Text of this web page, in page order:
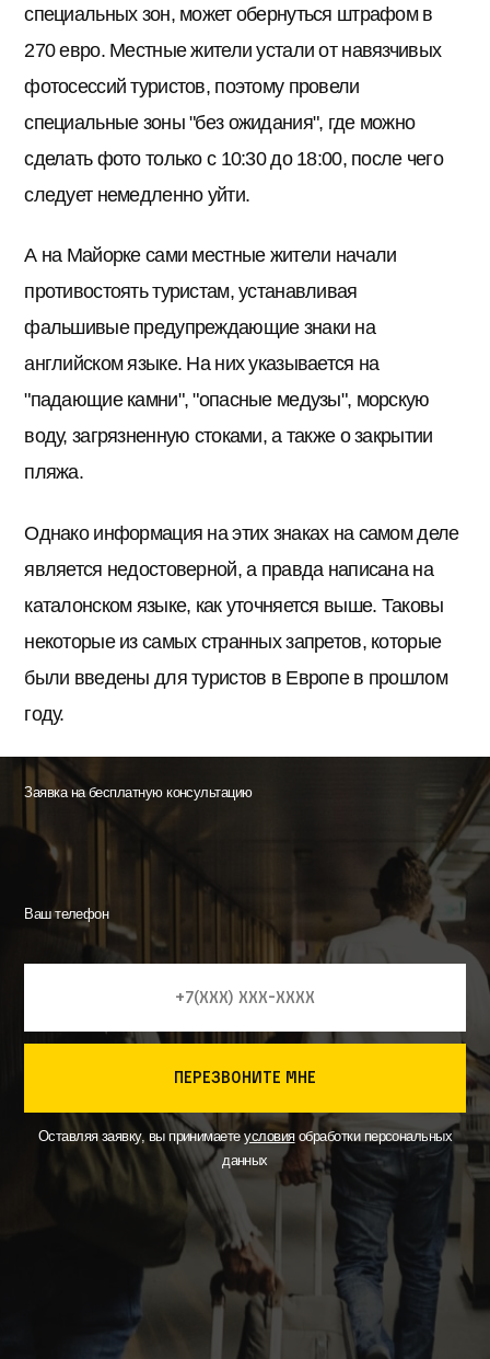
специальных зон, может обернуться штрафом в
270 евро. Местные жители устали от навязчивых
фотосессий туристов, поэтому провели
специальные зоны "без ожидания", где можно
сделать фото только с 10:30 до 18:00, после чего
следует немедленно уйти.
А на Майорке сами местные жители начали
противостоять туристам, устанавливая
фальшивые предупреждающие знаки на
английском языке. На них указывается на
"падающие камни", "опасные медузы", морскую
воду, загрязненную стоками, а также о закрытии
пляжа.
Однако информация на этих знаках на самом деле
является недостоверной, а правда написана на
каталонском языке, как уточняется выше. Таковы
некоторые из самых странных запретов, которые
были введены для туристов в Европе в прошлом
году.
Заявка на бесплатную консультацию
Ваш телефон
перезвоните мне
Оставляя заявку, вы принимаетеусловияобработки персональных
данных